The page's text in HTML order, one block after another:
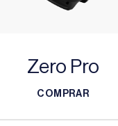
Zero Pro
COMPRAR